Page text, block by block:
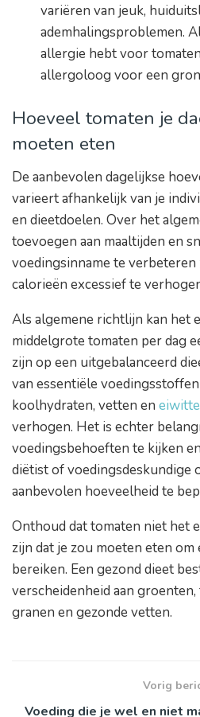
variëren van jeuk,
ademhalingsproblemen.
allergie hebt voor
allergoloog voor een
Hoeveel tomaten je
moeten eten
De aanbevolen dagelijkse
varieert afhankelijk van je
en dieetdoelen. Over het
toevoegen aan maaltijden en
voedingsinname te verbeteren
calorieën excessief te
Als algemene richtlijn kan het
middelgrote tomaten per dag
zijn op een uitgebalanceerd
van essentiële
koolhydraten, vetten en
verhogen. Het is echter
voedingsbehoeften te kijken
diëtist of voedingsdeskundige
aanbevolen hoeveelheid te
Onthoud dat tomaten niet het
zijn dat je zou moeten eten
bereiken. Een gezond dieet
verscheidenheid aan
granen en gezonde vetten.
Vorig
Voeding die je wel en niet